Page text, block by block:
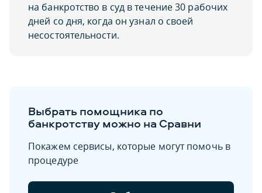
на банкротство в суд в течение 30 рабочих
дней со дня, когда он узнал о своей
несостоятельности.
Выбрать помощника по
банкротству можно на Сравни
Покажем сервисы, которые могут помочь в
процедуре